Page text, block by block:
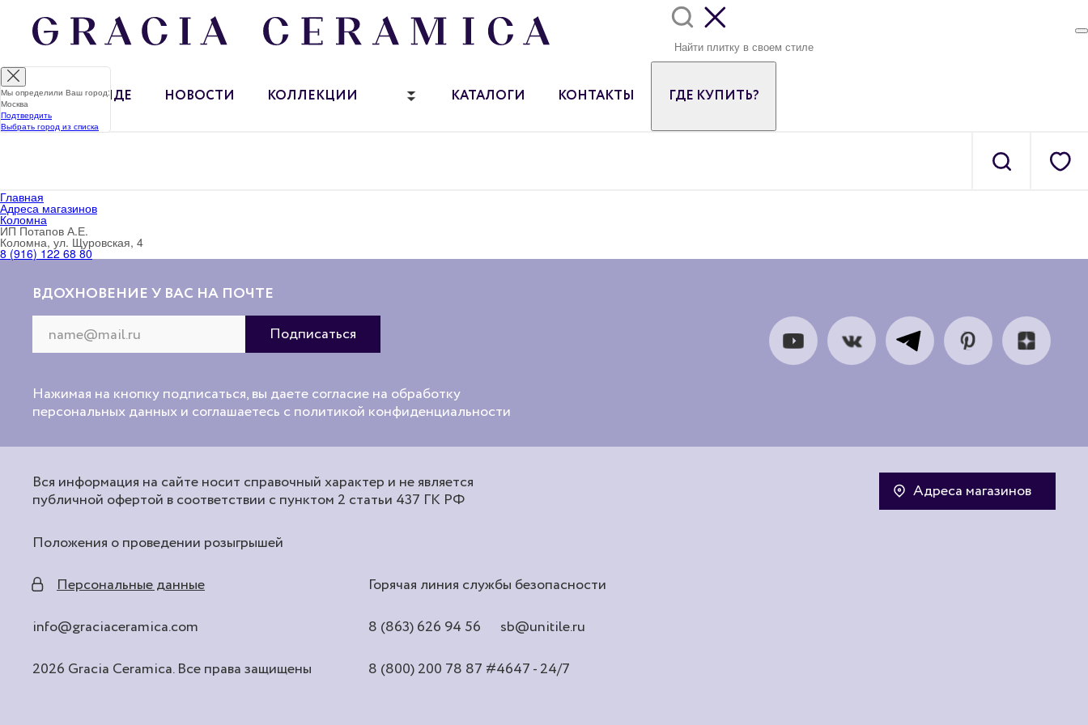
О БРЕНДЕ НОВОСТИ КОЛЛЕКЦИИ КАТАЛОГИ КОНТАКТЫ ГДЕ КУПИТЬ?
Главная
Адреса магазинов
Коломна
ИП Потапов А.Е.
Коломна, ул. Щуровская, 4
8 (916) 122 68 80
ВДОХНОВЕНИЕ У ВАС НА ПОЧТЕ
Нажимая на кнопку подписаться, вы даете согласие на обработку
персональных данных и соглашаетесь с политикой конфиденциальности
Вся информация на сайте носит справочный характер и не является
публичной офертой в соответствии с пунктом 2 статьи 437 ГК РФ
Адреса магазинов
Положения о проведении розыгрышей
Персональные данные
info@graciaceramica.com
2026 Gracia Ceramica. Все права защищены
Горячая линия службы безопасности
8 (863) 626 94 56 sb@unitile.ru
8 (800) 200 78 87 #4647 - 24/7
Мы определили Ваш город:
Москва
Подтвердить
Выбрать город из списка